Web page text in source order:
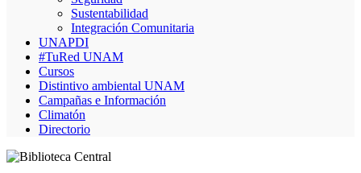
Sustentabilidad
Integración Comunitaria
UNAPDI
#TuRed UNAM
Cursos
Distintivo ambiental UNAM
Campañas e Información
Climatón
Directorio